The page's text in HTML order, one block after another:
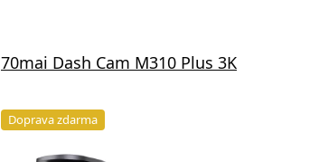
70mai Dash Cam M310 Plus 3K
Doprava zdarma